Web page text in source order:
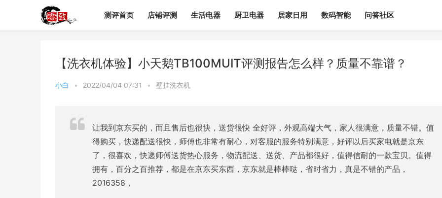
测评首页 店铺评测 生活电器 厨卫电器 居家日用 数码智能 问答社区
【洗衣机体验】小天鹅TB100MUIT评测报告怎么样？质量不靠谱？
小白 • 2022/04/04 07:31 • 壁挂洗衣机
让我到京东买的，而且售后也很快，送货很快 全好评，外观高端大气，家人很满意，质量不错。值
得购买，快递配送很快，师傅也非常有耐心，对客服的服务特别满意，好评以后买家电就是京东
了，很喜欢，快递师傅送货热心服务，物流配送、送货、产品都很好，值得信耐的一款宝贝。值得
拥有，百分之百推荐，都是在京东买东西，京东就是棒棒哒，省时省力，真是不错的产品，
2016358，